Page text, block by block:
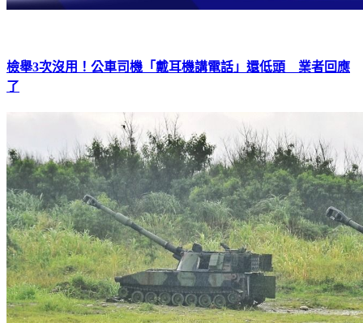
檢舉3次沒用！公車司機「戴耳機講電話」還低頭 業者回應
了